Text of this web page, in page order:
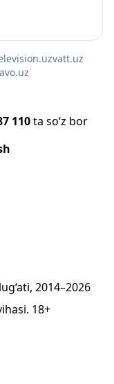
vatt.uz
110ta so‘z bor
2014–2026
18+